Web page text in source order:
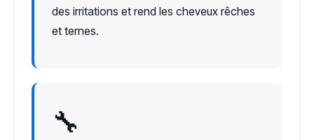
des irritations et rend les cheveux rêches
et ternes.
🔧